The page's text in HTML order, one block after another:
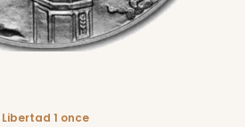
Libertad 1 once